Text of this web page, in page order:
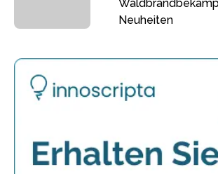
Neuheiten